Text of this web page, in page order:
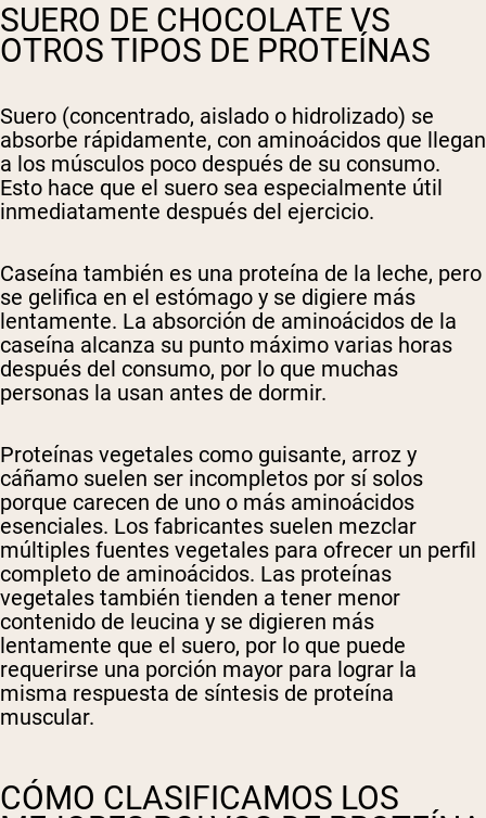
SUERO DE CHOCOLATE VS
OTROS TIPOS DE PROTEÍNAS
Suero (concentrado, aislado o hidrolizado) se
absorbe rápidamente, con aminoácidos que llegan
a los músculos poco después de su consumo.
Esto hace que el suero sea especialmente útil
inmediatamente después del ejercicio.
Caseína también es una proteína de la leche, pero
se gelifica en el estómago y se digiere más
lentamente. La absorción de aminoácidos de la
caseína alcanza su punto máximo varias horas
después del consumo, por lo que muchas
personas la usan antes de dormir.
Proteínas vegetales como guisante, arroz y
cáñamo suelen ser incompletos por sí solos
porque carecen de uno o más aminoácidos
esenciales. Los fabricantes suelen mezclar
múltiples fuentes vegetales para ofrecer un perfil
completo de aminoácidos. Las proteínas
vegetales también tienden a tener menor
contenido de leucina y se digieren más
lentamente que el suero, por lo que puede
requerirse una porción mayor para lograr la
misma respuesta de síntesis de proteína
muscular.
CÓMO CLASIFICAMOS LOS